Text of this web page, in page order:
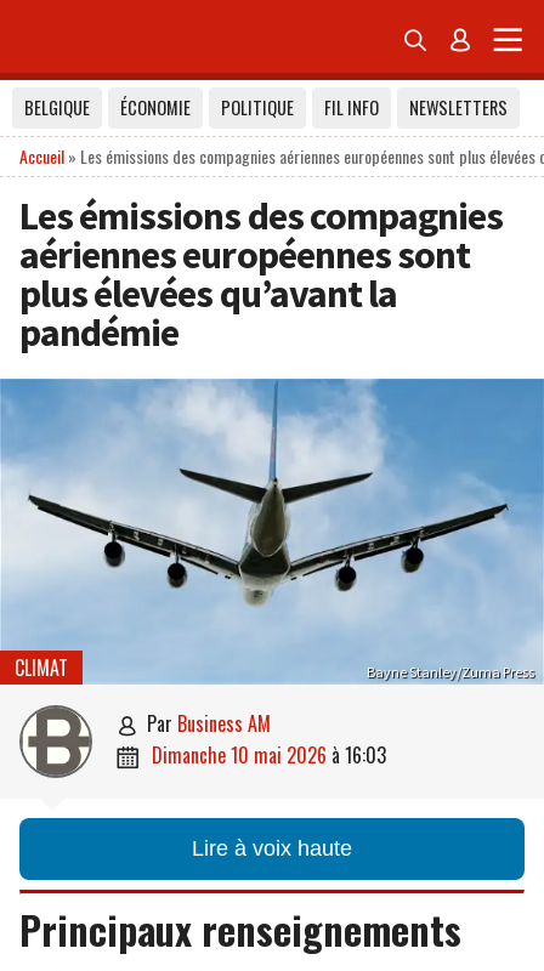
 
BELGIQUE ÉCONOMIE POLITIQUE FIL INFO
NEWSLETTERS
Accueil» Les émissions des compagnies aériennes européennes sont plus élevées
Les émissions des compagnies
aériennes européennes sont
plus élevées qu’avant la
pandémie
Bayne Stanley/Zuma Press
CLIMAT
 par Business AM
 dimanche 10 mai 2026 à 16:03
Lire à voix haute
Principaux renseignements